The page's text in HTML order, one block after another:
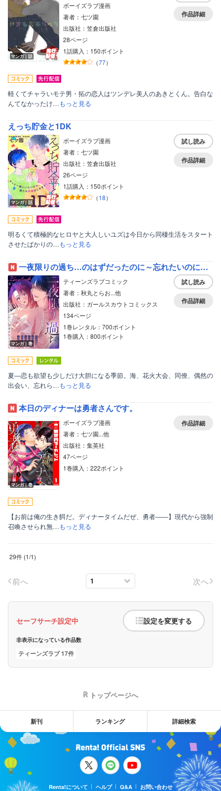
マンガ｜話
ボーイズラブ漫画
著者：七ツ園
出版社：笠倉出版社
28ページ
1話購入：150ポイント
（77）
作品詳細
軽くてチャラいモテ男・拓の恋人はツンデレ美人のあきとくん。告白な
んてなかったけ…もっと見る
えっち貯金と1DK
マンガ｜話
ボーイズラブ漫画
著者：七ツ園
出版社：笠倉出版社
26ページ
1話購入：150ポイント
（18）
試し読み
作品詳細
明るくて積極的なヒロヤと大人しいユズは今日から同棲生活をスタート
させたばかりの…もっと見る
一夜限りの過ち…のはずだったのに～忘れたいのに、身体が覚えてる～ ワンナイトコミックアンソロジー《Lovelicot》
マンガ｜巻
ティーンズラブコミック
著者：秋丸とらお...他
出版社：ガールスカウトコミックス
134ページ
1巻レンタル：700ポイント
1巻購入：800ポイント
試し読み
作品詳細
夏―恋も欲望も少しだけ大胆になる季節。海、花火大会、同僚、偶然の
出会い、忘れら…もっと見る
本日のディナーは勇者さんです。
マンガ｜巻
ボーイズラブ漫画
著者：七ツ園...他
出版社：集英社
47ページ
1巻購入：222ポイント
作品詳細
【お前は俺の生き餌だ。ディナータイムだぜ、勇者――】現代から強制
召喚させられ無…もっと見る
29件 (1/1)
前へ 次へ
セーフサーチ設定中 設定を変更する
非表示になっている作品数
ティーンズラブ 17件
トップページへ
新刊 ランキング 詳細検索
Renta!について ヘルプ Q&A お問い合わせ